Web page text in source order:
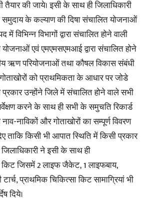
की जाये। इसी के साथ ही जिलाधिकारी
के कल्याण की दिषा संचालित योजनाओं
विभिन्न विभागों द्वारा संचालित होने वाली
एवं एमएमसएमआई द्वारा संचालित होने
ऋण परियोजनाओं तथा कौषल विकास संबंधी
को प्राथमिकता के आधार पर जोडे
प्रकार उन्होंने जिले में संचालित होने वाले सभी
करने के साथ ही सभी के समुचति रिकार्ड
नाविकों और गोताखोरों का सम्पूर्ण विवरण
ताकि किसी भी आपात स्थिति में किसी प्रकार
जिलाधिकारी ने इसी के साथ ही
जिसमें 2 लाइफ जैकेट, 1 लाइफबाय,
प्राथमिक चिकित्सा किट सामाग्रियां भी
दिये।